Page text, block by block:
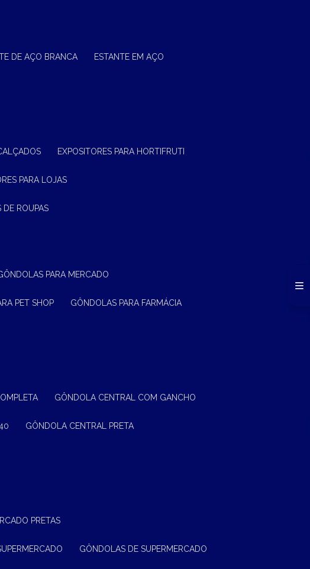
DE AÇO BRANCA ESTANTE EM AÇO
EXPOSITORES PARA HORTIFRUTI
PARA LOJAS
DE ROUPAS
GÔNDOLAS PARA MERCADO
PET SHOP GÔNDOLAS PARA FARMÁCIA
GÔNDOLA CENTRAL COM GANCHO
GÔNDOLA CENTRAL PRETA
PRETAS
GÔNDOLAS DE SUPERMERCADO